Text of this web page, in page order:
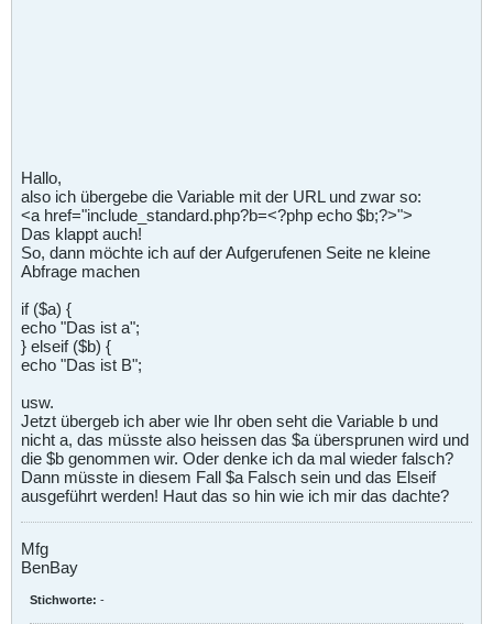
Hallo,
also ich übergebe die Variable mit der URL und zwar so:
<a href="include_standard.php?b=<?php echo $b;?>">
Das klappt auch!
So, dann möchte ich auf der Aufgerufenen Seite ne kleine
Abfrage machen
if ($a) {
echo "Das ist a";
} elseif ($b) {
echo "Das ist B";
usw.
Jetzt übergeb ich aber wie Ihr oben seht die Variable b und
nicht a, das müsste also heissen das $a übersprunen wird und
die $b genommen wir. Oder denke ich da mal wieder falsch?
Dann müsste in diesem Fall $a Falsch sein und das Elseif
ausgeführt werden! Haut das so hin wie ich mir das dachte?
Mfg
BenBay
Stichworte: -